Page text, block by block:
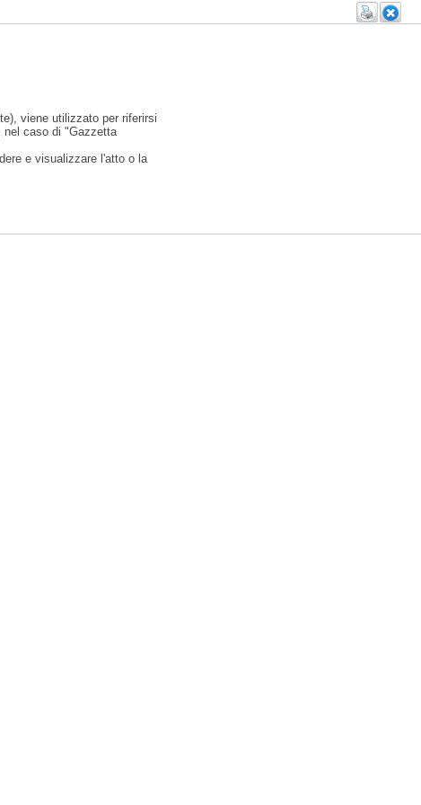
viene utilizzato per riferirsi
nel caso di "Gazzetta
e visualizzare l'atto o la